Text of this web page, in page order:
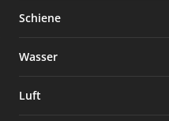
Schiene
Wasser
Luft